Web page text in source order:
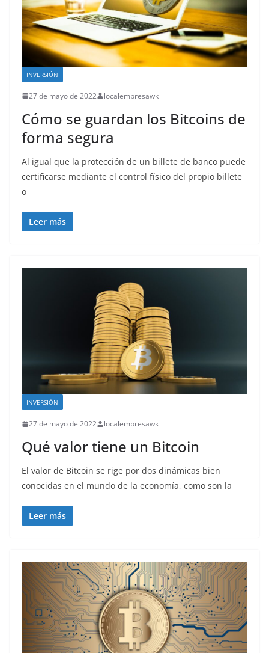
INVERSIÓN
27 de mayo de 2022 localempresawk
Cómo se guardan los Bitcoins de
forma segura
Al igual que la protección de un billete de banco puede
certificarse mediante el control físico del propio billete
o
Leer más
INVERSIÓN
27 de mayo de 2022 localempresawk
Qué valor tiene un Bitcoin
El valor de Bitcoin se rige por dos dinámicas bien
conocidas en el mundo de la economía, como son la
Leer más